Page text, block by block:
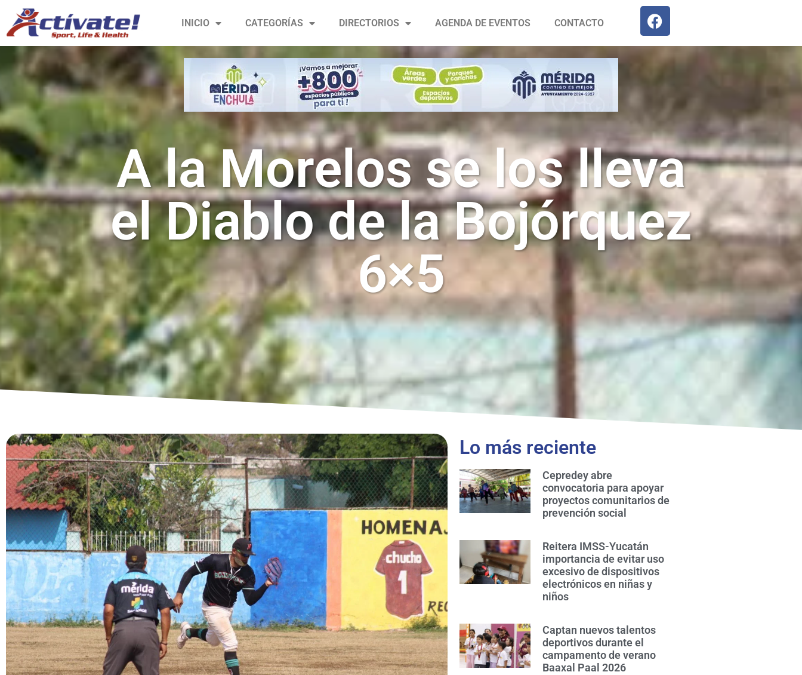
INICIO CATEGORÍAS DIRECTORIOS AGENDA DE EVENTOS CONTACTO
A la Morelos se los lleva
el Diablo de la Bojórquez
6×5
Lo más reciente
Cepredey abre
convocatoria para apoyar
proyectos comunitarios de
prevención social
Reitera IMSS-Yucatán
importancia de evitar uso
excesivo de dispositivos
electrónicos en niñas y
niños
Captan nuevos talentos
deportivos durante el
campamento de verano
Baaxal Paal 2026